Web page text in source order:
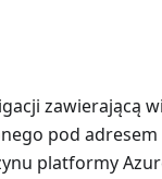
zawierającą
pod adresem
platformy